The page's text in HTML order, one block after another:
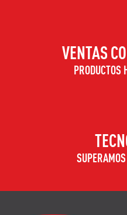
VENTAS
PRODUCTOS